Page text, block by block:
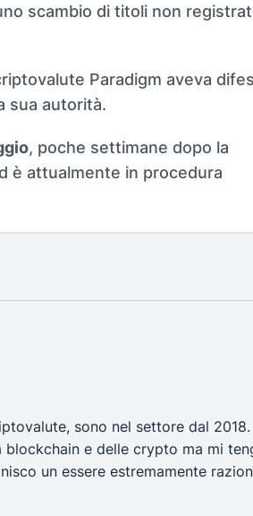
scambio di titoli non
Paradigm aveva
sua autorità.
, poche settimane dopo la
è attualmente in procedura
sono nel settore dal
e delle crypto ma mi
un essere estremamente